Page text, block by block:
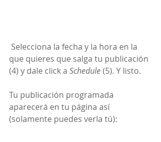
que quieres que salga tu publicación
(4) y dale click a Schedule (5). Y listo.
Tu publicación programada
aparecerá en tu página así
(solamente puedes verla tú):